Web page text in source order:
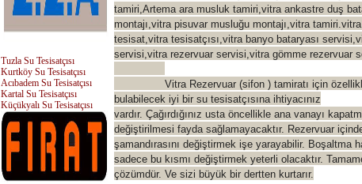
Tuzla Su Tesisatçısı
Kurtköy Su Tesisatçısı
Acıbadem Su Tesisatçısı
Kartal Su Tesisatçısı
Küçükyalı Su Tesisatçısı
tamiri,Artema ara musluk tamiri,vitra ankastre duş
montajı,vitra pisuvar musluğu montajı,vitra
tesisat,vitra tesisatçısı,vitra banyo bataryası
servisi,vitra rezervuar servisi,vitra gömme rezervuar
Vitra Rezervuar (sifon ) tamiratı için özellikle
bulabilecek iyi bir su tesisatçısına ihtiyacınız
vardır. Çağırdığınız usta öncellikle ana vanayı
değiştirilmesi fayda sağlamayacaktır. Rezervuar
şamandırasını değiştirmek işe yarayabilir. Boşaltma
sadece bu kısmı değiştirmek yeterli olacaktır.
çözümdür. Ve sizi büyük bir dertten kurtarır.